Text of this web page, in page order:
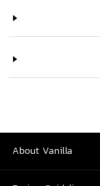
About Vanilla